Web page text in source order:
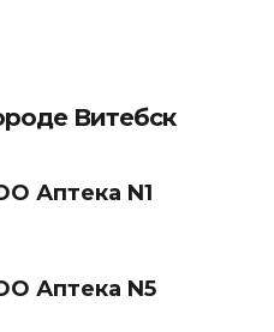
Витебск
Аптека N1
Аптека N5